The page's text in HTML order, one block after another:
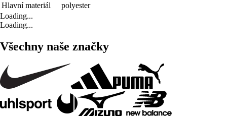
Hlavní materiál
polyester
Loading...
Loading...
Všechny naše značky